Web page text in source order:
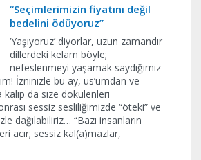
“Seçimlerimizin fiyatını değil
bedelini ödüyoruz”
‘Yaşıyoruz’ diyorlar, uzun zamandır
dillerdeki kelam böyle;
nefeslenmeyi yaşamak saydığımız
İzninizle bu ay, us’umdan ve
da size dökülenleri
sessiz sesliliğimizde “öteki” ve
dağılabiliriz… “Bazı insanların
acır; sessiz kal(a)mazlar,